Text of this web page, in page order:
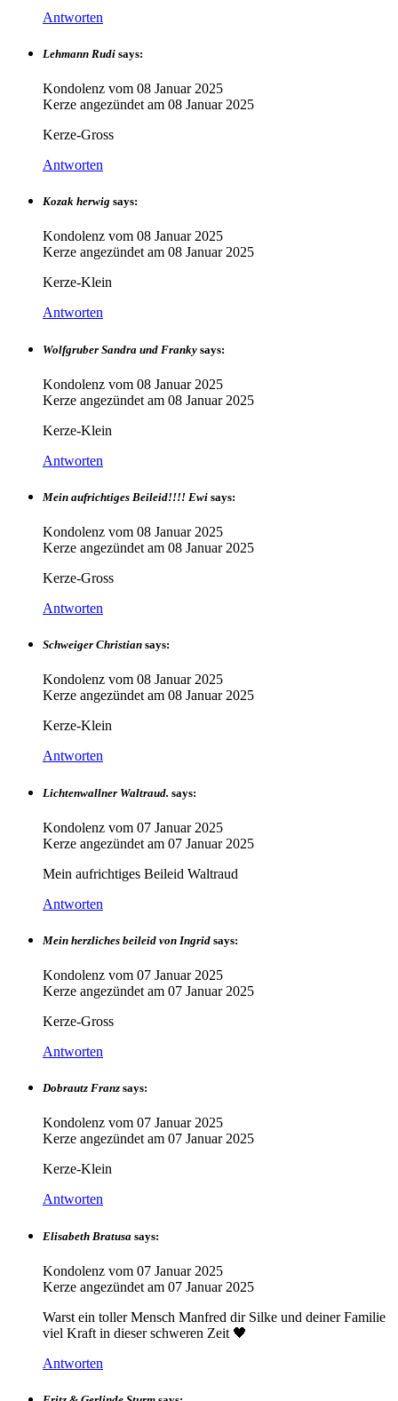
Antworten
Lehmann Rudi says:
Kondolenz vom 08 Januar 2025
Kerze angezündet am 08 Januar 2025
Kerze-Gross
Antworten
Kozak herwig says:
Kondolenz vom 08 Januar 2025
Kerze angezündet am 08 Januar 2025
Kerze-Klein
Antworten
Wolfgruber Sandra und Franky says:
Kondolenz vom 08 Januar 2025
Kerze angezündet am 08 Januar 2025
Kerze-Klein
Antworten
Mein aufrichtiges Beileid!!!! Ewi says:
Kondolenz vom 08 Januar 2025
Kerze angezündet am 08 Januar 2025
Kerze-Gross
Antworten
Schweiger Christian says:
Kondolenz vom 08 Januar 2025
Kerze angezündet am 08 Januar 2025
Kerze-Klein
Antworten
Lichtenwallner Waltraud. says:
Kondolenz vom 07 Januar 2025
Kerze angezündet am 07 Januar 2025
Mein aufrichtiges Beileid Waltraud
Antworten
Mein herzliches beileid von Ingrid says:
Kondolenz vom 07 Januar 2025
Kerze angezündet am 07 Januar 2025
Kerze-Gross
Antworten
Dobrautz Franz says:
Kondolenz vom 07 Januar 2025
Kerze angezündet am 07 Januar 2025
Kerze-Klein
Antworten
Elisabeth Bratusa says:
Kondolenz vom 07 Januar 2025
Kerze angezündet am 07 Januar 2025
Warst ein toller Mensch Manfred dir Silke und deiner Familie
viel Kraft in dieser schweren Zeit 🖤
Antworten